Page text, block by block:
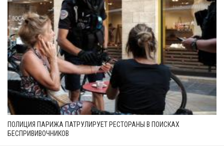
ПОЛИЦИЯ ПАРИЖА ПАТРУЛИРУЕТ РЕСТОРАНЫ В ПОИСКАХ
БЕСПРИВИВОЧНИКОВ